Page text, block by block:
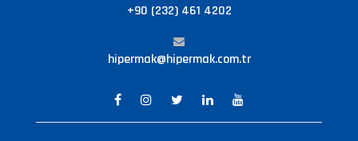
+90 (232) 461 4202
hipermak@hipermak.com.tr